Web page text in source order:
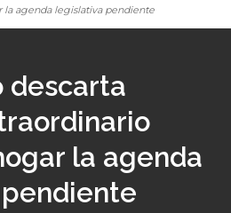
la agenda legislativa pendiente
descarta
la agenda